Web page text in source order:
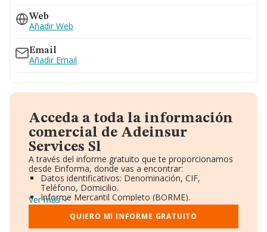
Web
Añadir Web
Email
Añadir Email
Acceda a toda la información
comercial de Adeinsur
Services Sl
A través del informe gratuito que te proporcionamos
desde Einforma, donde vas a encontrar:
Datos identificativos: Denominación, CIF,
Teléfono, Domicilio.
Informe Mercantil Completo (BORME).
Gráficos de Evolución Ventas y Empleados.
Consejo de Administración y Administradores.
Directivos y Ejecutivos.
Ver más
QUIERO MI INFORME GRATUITO